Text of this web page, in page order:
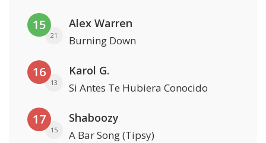
15
21
Alex Warren
Burning Down
16
13
Karol G.
Si Antes Te Hubiera Conocido
17
15
Shaboozy
A Bar Song (Tipsy)